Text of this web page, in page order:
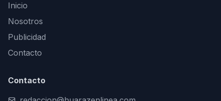
Inicio
Nosotros
Publicidad
Contacto
Contacto